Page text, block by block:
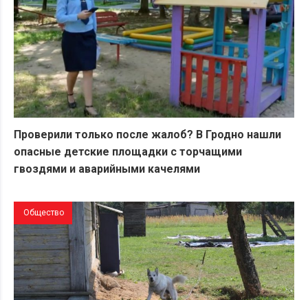
Проверили только после жалоб? В Гродно нашли
опасные детские площадки с торчащими
гвоздями и аварийными качелями
Общество